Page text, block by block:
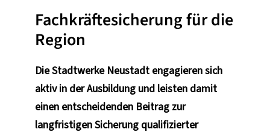
Fachkräftesicherung für die
Region
Die Stadtwerke Neustadt engagieren sich
aktiv in der Ausbildung und leisten damit
einen entscheidenden Beitrag zur
langfristigen Sicherung qualifizierter